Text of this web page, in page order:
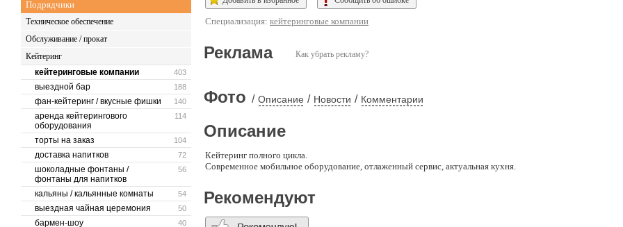
Подрядчики
Техническое обеспечение
Обслуживание / прокат
Кейтеринг
403
кейтеринговые компании
188
выездной бар
140
фан-кейтеринг / вкусные фишки
114
аренда кейтерингового
оборудования
104
торты на заказ
72
доставка напитков
56
шоколадные фонтаны /
фонтаны для напитков
54
кальяны / кальянные комнаты
50
выездная чайная церемония
40
бармен-шоу
Специализация: кейтеринговые компании
Как убрать рекламу?
Реклама
Фото / Описание / Новости / Комментарии
Описание
Кейтеринг полного цикла.
Современное мобильное оборудование, отлаженный сервис, актуальная кухня.
Рекомендуют